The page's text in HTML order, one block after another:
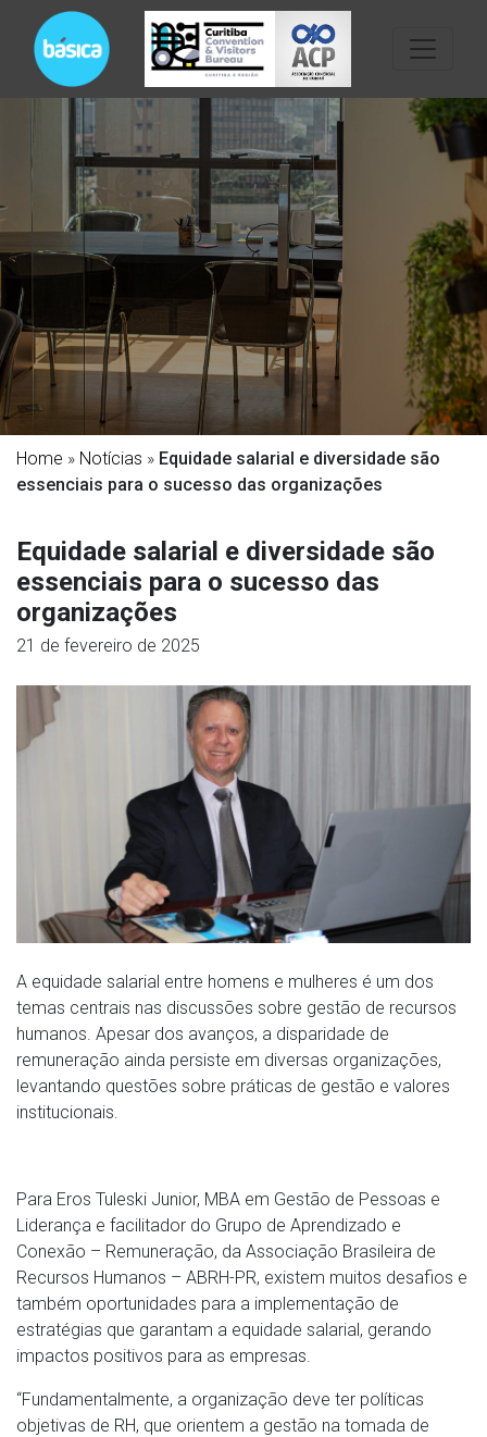
Home » Notícias » Equidade salarial e diversidade são
essenciais para o sucesso das organizações
Equidade salarial e diversidade são
essenciais para o sucesso das
organizações
21 de fevereiro de 2025
A equidade salarial entre homens e mulheres é um dos
temas centrais nas discussões sobre gestão de recursos
humanos. Apesar dos avanços, a disparidade de
remuneração ainda persiste em diversas organizações,
levantando questões sobre práticas de gestão e valores
institucionais.
Para Eros Tuleski Junior, MBA em Gestão de Pessoas e
Liderança e facilitador do Grupo de Aprendizado e
Conexão – Remuneração, da Associação Brasileira de
Recursos Humanos – ABRH-PR, existem muitos desafios e
também oportunidades para a implementação de
estratégias que garantam a equidade salarial, gerando
impactos positivos para as empresas.
“Fundamentalmente, a organização deve ter políticas
objetivas de RH, que orientem a gestão na tomada de